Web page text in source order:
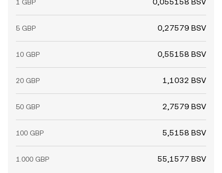
1 GBP
5 GBP 0,27579 BSV
10 GBP 0,55158 BSV
20 GBP 1,1032 BSV
50 GBP 2,7579 BSV
100 GBP 5,5158 BSV
1.000 GBP 55,1577 BSV